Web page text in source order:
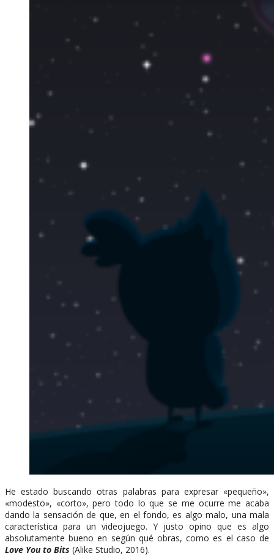
He estado buscando otras palabras para expresar «pequeño»,
«modesto», «corto», pero todo lo que se me ocurre me acaba
dando la sensación de que, en el fondo, es algo malo, una mala
característica para un videojuego. Y justo opino que es algo
absolutamente bueno en según qué obras, como es el caso de
Love You to Bits (Alike Studio, 2016).